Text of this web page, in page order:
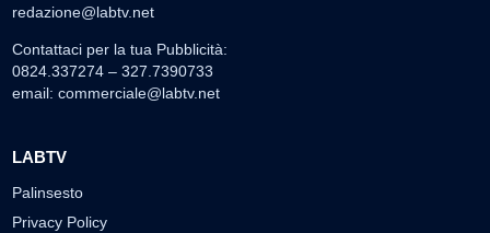
redazione@labtv.net
Contattaci per la tua Pubblicità:
0824.337274 – 327.7390733
email: commerciale@labtv.net
LABTV
Palinsesto
Privacy Policy